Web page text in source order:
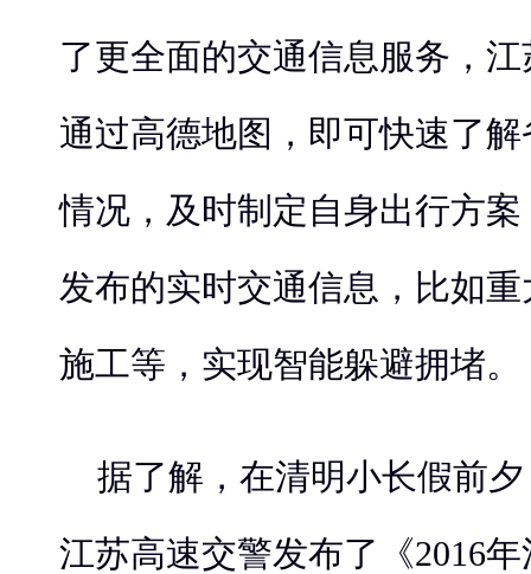
了更全面的交通信息服务，
通过高德地图，即可快速了
情况，及时制定自身出行方
发布的实时交通信息，比如
施工等，实现智能躲避拥堵。
据了解，在清明小长假前
江苏高速交警发布了《2016